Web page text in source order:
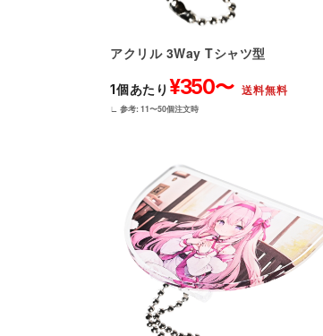
アクリル 3Way Tシャツ型
1個あたり ¥350〜 送料無料
∟ 参考: 11〜50個注文時